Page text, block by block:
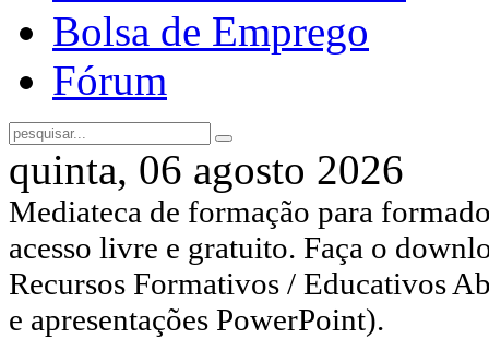
Bolsa de Emprego
Fórum
quinta, 06 agosto 2026
Mediateca de formação para
acesso livre e gratuito. Faça o
Recursos Formativos / Educativos
e apresentações PowerPoint).